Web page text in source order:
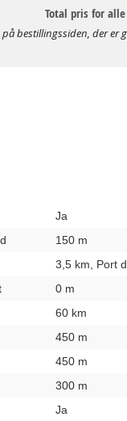
Total pris for
bestillingssiden, der er
Ja
150 m
3,5 km, Port
0 m
60 km
450 m
450 m
300 m
Ja